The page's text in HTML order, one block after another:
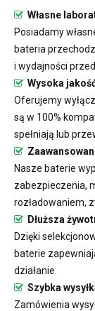
Własne
Posiadamy
bateria
i wydajności
Wysoka
Oferujemy
są w 100%
spełniają lub
Nasze baterie
zabezpieczenia,
rozładowaniem,
Dłuższa
Dzięki
baterie
działanie.
Szybka
Zamówienia